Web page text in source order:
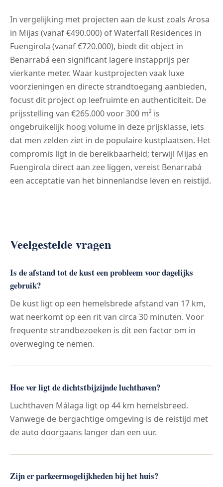
In vergelijking met projecten aan de kust zoals Arosa
in Mijas (vanaf €490.000) of Waterfall Residences in
Fuengirola (vanaf €720.000), biedt dit object in
Benarrabá een significant lagere instapprijs per
vierkante meter. Waar kustprojecten vaak luxe
voorzieningen en directe strandtoegang aanbieden,
focust dit project op leefruimte en authenticiteit. De
prijsstelling van €265.000 voor 300 m² is
ongebruikelijk hoog volume in deze prijsklasse, iets
dat men zelden ziet in de populaire kustplaatsen. Het
compromis ligt in de bereikbaarheid; terwijl Mijas en
Fuengirola direct aan zee liggen, vereist Benarrabá
een acceptatie van het binnenlandse leven en reistijd.
Veelgestelde vragen
Is de afstand tot de kust een probleem voor dagelijks
gebruik?
De kust ligt op een hemelsbrede afstand van 17 km,
wat neerkomt op een rit van circa 30 minuten. Voor
frequente strandbezoeken is dit een factor om in
overweging te nemen.
Hoe ver ligt de dichtstbijzijnde luchthaven?
Luchthaven Málaga ligt op 44 km hemelsbreed.
Vanwege de bergachtige omgeving is de reistijd met
de auto doorgaans langer dan een uur.
Zijn er parkeermogelijkheden bij het huis?